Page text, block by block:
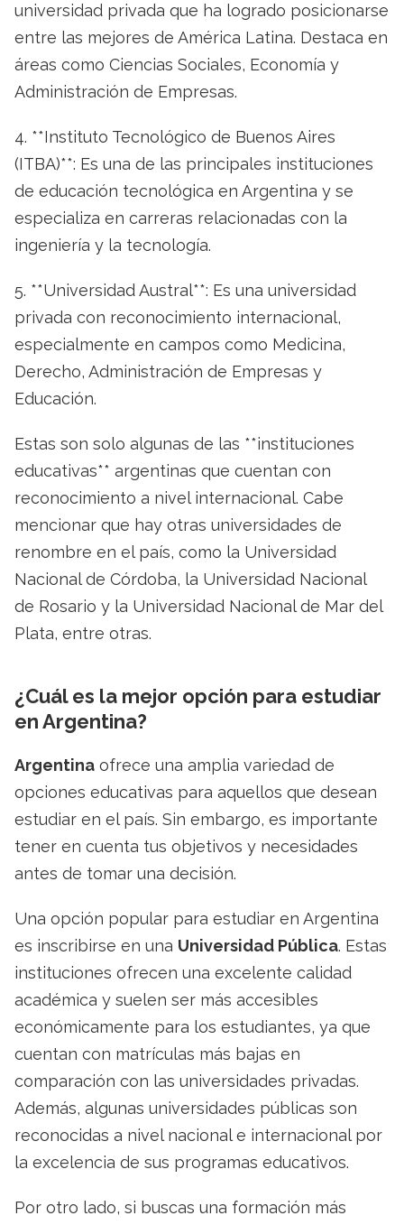
universidad privada que ha logrado posicionarse
entre las mejores de América Latina. Destaca en
áreas como Ciencias Sociales, Economía y
Administración de Empresas.
4. **Instituto Tecnológico de Buenos Aires
(ITBA)**: Es una de las principales instituciones
de educación tecnológica en Argentina y se
especializa en carreras relacionadas con la
ingeniería y la tecnología.
5. **Universidad Austral**: Es una universidad
privada con reconocimiento internacional,
especialmente en campos como Medicina,
Derecho, Administración de Empresas y
Educación.
Estas son solo algunas de las **instituciones
educativas** argentinas que cuentan con
reconocimiento a nivel internacional. Cabe
mencionar que hay otras universidades de
renombre en el país, como la Universidad
Nacional de Córdoba, la Universidad Nacional
de Rosario y la Universidad Nacional de Mar del
Plata, entre otras.
¿Cuál es la mejor opción para estudiar
en Argentina?
Argentina ofrece una amplia variedad de
opciones educativas para aquellos que desean
estudiar en el país. Sin embargo, es importante
tener en cuenta tus objetivos y necesidades
antes de tomar una decisión.
Una opción popular para estudiar en Argentina
es inscribirse en una Universidad Pública. Estas
instituciones ofrecen una excelente calidad
académica y suelen ser más accesibles
económicamente para los estudiantes, ya que
cuentan con matrículas más bajas en
comparación con las universidades privadas.
Además, algunas universidades públicas son
reconocidas a nivel nacional e internacional por
la excelencia de sus programas educativos.
Por otro lado, si buscas una formación más